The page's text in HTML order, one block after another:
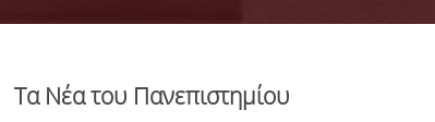
Τα Νέα του Πανεπιστημίου